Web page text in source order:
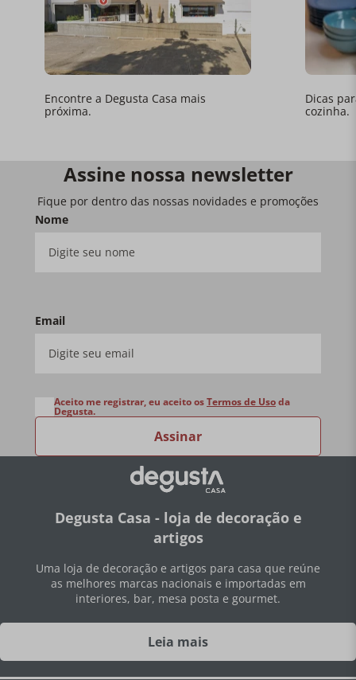
Encontre a Degusta Casa mais
próxima.
Dicas
cozinha.
Assine nossa newsletter
Fique por dentro das nossas novidades e promoções
Nome
Email
Assinar
Aceito me registrar, eu aceito osTermos de Usoda
Degusta.
Degusta Casa - loja de decoração e
artigos
Uma loja de decoração e artigos para casa que reúne
as melhores marcas nacionais e importadas em
interiores, bar, mesa posta e gourmet.
Leia mais